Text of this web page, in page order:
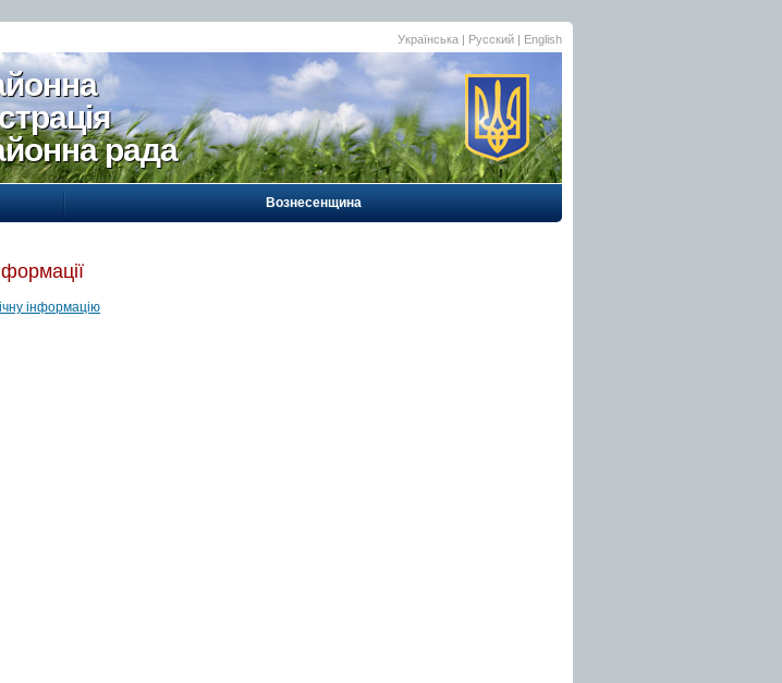
Українська | Русский | English
рада
Вознесенщина
інформацію